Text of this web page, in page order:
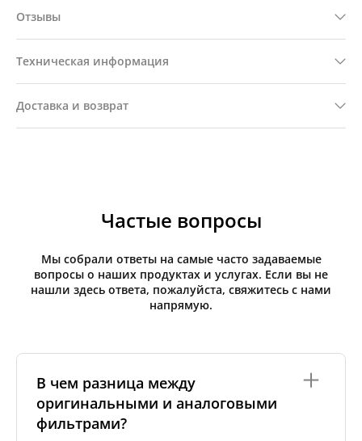
Отзывы
Техническая информация
Доставка и возврат
Частые вопросы
Мы собрали ответы на самые часто задаваемые
вопросы о наших продуктах и услугах. Если вы не
нашли здесь ответа, пожалуйста, свяжитесь с нами
напрямую.
В чем разница между
оригинальными и аналоговыми
фильтрами?